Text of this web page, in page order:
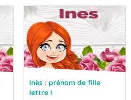
Inès : prénom de fille
lettre I